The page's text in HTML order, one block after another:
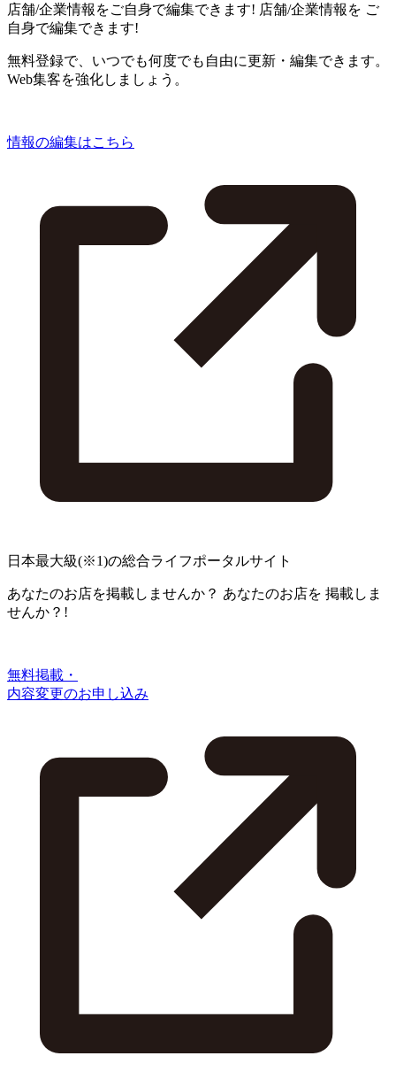
店舗/企業情報をご自身で編集できます! 店舗/企業情報を ご
自身で編集できます!
無料登録で、いつでも何度でも自由に更新・編集できます。
Web集客を強化しましょう。
情報の編集はこちら
日本最大級(※1)の総合ライフポータルサイト
あなたのお店を掲載しませんか？ あなたのお店を 掲載しま
せんか？!
無料掲載・
内容変更のお申し込み